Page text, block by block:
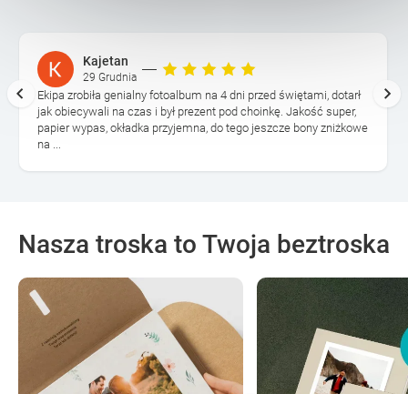
Kajetan
29 Grudnia
Ekipa zrobiła genialny fotoalbum na 4 dni przed świętami, dotarł
jak obiecywali na czas i był prezent pod choinkę. Jakość super,
papier wypas, okładka przyjemna, do tego jeszcze bony zniżkowe
na ...
Nasza troska to Twoja beztroska